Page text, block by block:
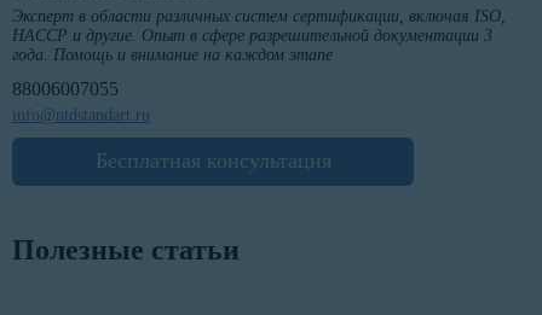
Эксперт в области различных систем сертификации, включая ISO,
HACCP и другие. Опыт в сфере разрешительной документации 3
года. Помощь и внимание на каждом этапе
88006007055
info@ntdstandart.ru
Бесплатная консультация
Полезные статьи